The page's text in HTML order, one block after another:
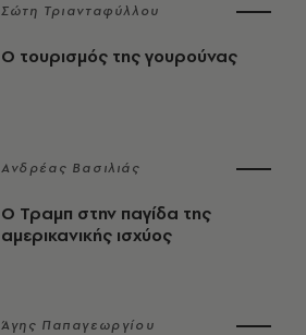
Σώτη Τριανταφύλλου
Ο τουρισμός της γουρούνας
Ανδρέας Βασιλιάς
Ο Τραμπ στην παγίδα της
αμερικανικής ισχύος
Άγης Παπαγεωργίου